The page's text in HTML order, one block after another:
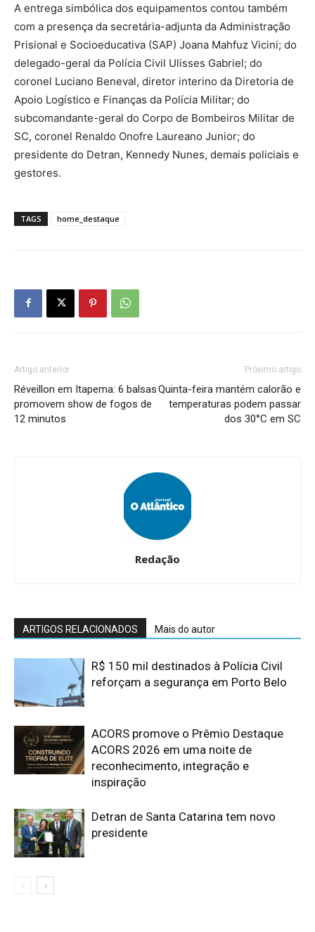
A entrega simbólica dos equipamentos contou também
com a presença da secretária-adjunta da Administração
Prisional e Socioeducativa (SAP) Joana Mahfuz Vicini; do
delegado-geral da Polícia Civil Ulisses Gabriel; do
coronel Luciano Beneval, diretor interino da Diretoria de
Apoio Logístico e Finanças da Polícia Militar; do
subcomandante-geral do Corpo de Bombeiros Militar de
SC, coronel Renaldo Onofre Laureano Junior; do
presidente do Detran, Kennedy Nunes, demais policiais e
gestores.
TAGS home_destaque
Artigo anterior
Réveillon em Itapema: 6 balsas
promovem show de fogos de
12 minutos
Próximo artigo
Quinta-feira mantém calorão e
temperaturas podem passar
dos 30°C em SC
Redação
ARTIGOS RELACIONADOS Mais do autor
R$ 150 mil destinados à Polícia Civil
reforçam a segurança em Porto Belo
ACORS promove o Prêmio Destaque
ACORS 2026 em uma noite de
reconhecimento, integração e
inspiração
Detran de Santa Catarina tem novo
presidente